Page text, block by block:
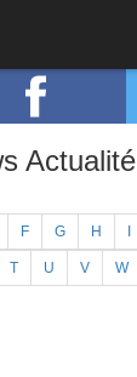
Actualité
F G H
T U V W